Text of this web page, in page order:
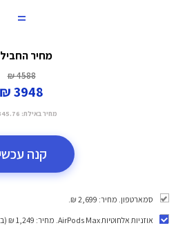
=
מחיר
4588 ₪
3948 ₪
מחיר באילת: ₪
קנה
סמארטפון. מחיר: 2,699 ₪.
אוזניות אלחוטיות AirPods Max
. מחיר: 1,249 ₪ (במקום 1,889 ₪).